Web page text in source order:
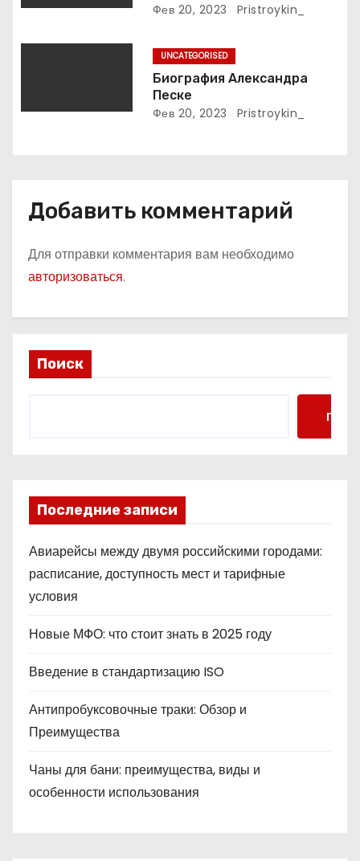
подробное описание жизни
Фев 20, 2023 Pristroykin_
UNCATEGORISED
Биография Александра
Песке
Фев 20, 2023 Pristroykin_
Добавить комментарий
Для отправки комментария вам необходимо
авторизоваться.
Поиск
Поиск
Последние записи
Авиарейсы между двумя российскими городами:
расписание, доступность мест и тарифные
условия
Новые МФО: что стоит знать в 2025 году
Введение в стандартизацию ISO
Антипробуксовочные траки: Обзор и
Преимущества
Чаны для бани: преимущества, виды и
особенности использования